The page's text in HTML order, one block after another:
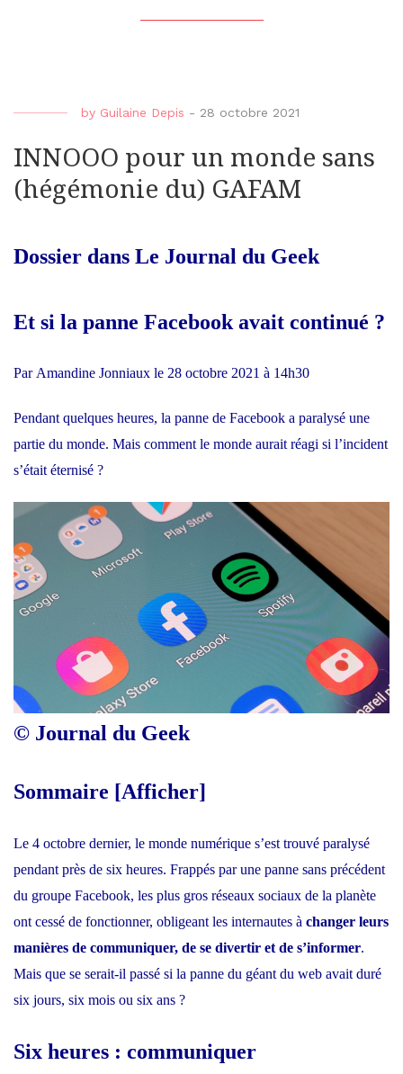
by Guilaine Depis - 28 octobre 2021
INNOOO pour un monde sans
(hégémonie du) GAFAM
Dossier dans Le Journal du Geek
Et si la panne Facebook avait continué ?
Par Amandine Jonniaux le 28 octobre 2021 à 14h30
Pendant quelques heures, la panne de Facebook a paralysé une
partie du monde. Mais comment le monde aurait réagi si l’incident
s’était éternisé ?
© Journal du Geek
Sommaire [Afficher]
Le 4 octobre dernier, le monde numérique s’est trouvé paralysé
pendant près de six heures. Frappés par une panne sans précédent
du groupe Facebook, les plus gros réseaux sociaux de la planète
ont cessé de fonctionner, obligeant les internautes à changer leurs
manières de communiquer, de se divertir et de s’informer.
Mais que se serait-il passé si la panne du géant du web avait duré
six jours, six mois ou six ans ?
Six heures : communiquer